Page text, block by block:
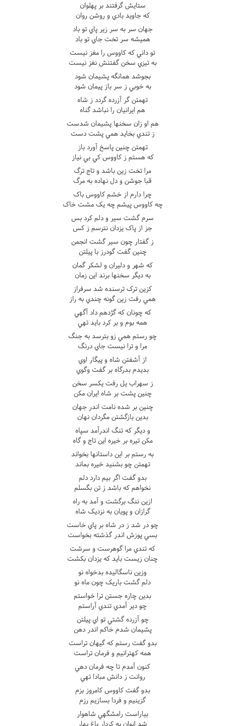
ستايش گرفتند بر پهلوان
که جاويد بادي و روشن روان
جهان سر به سر زير پاي تو باد
هميشه سر تخت جاي تو باد
تو داني که کاووس را مغز نيست
به تيزي سخن گفتنش نغز نيست
بجوشد همانگه پشيمان شود
به خوبي ز سر باز پيمان شود
تهمتن گر آزرده گردد ز شاه
هم ايرانيان را نباشد گناه
هم او زان سخنها پشيمان شدست
ز تندي بخايد همي پشت دست
تهمتن چنين پاسخ آورد باز
که هستم ز کاووس کي بي نياز
مرا تخت زين باشد و تاج ترگ
قبا جوشن و دل نهاده به مرگ
چرا دارم از خشم کاووس باک
چه کاووس پيشم چه يک مشت خاک
سرم گشت سير و دلم کرد بس
جز از پاک يزدان نترسم ز کس
ز گفتار چون سير گشت انجمن
چنين گفت گودرز با پيلتن
که شهر و دليران و لشکر گمان
به ديگر سخنها برند اين زمان
کزين ترک ترسنده شد سرفراز
همي رفت زين گونه چندي به راز
که چونان که گژدهم داد آگهي
همه بوم و بر کرد بايد تهي
چو رستم همي زو بترسد به جنگ
مرا و ترا نيست جاي درنگ
از آشفتن شاه و پيگار اوي
بديدم بدرگاه بر گفت وگوي
ز سهراب يل رفت يکسر سخن
چنين پشت بر شاه ايران مکن
چنين بر شده نامت اندر جهان
بدين بازگشتن مگردان نهان
و ديگر که تنگ اندرآمد سپاه
مکن تيره بر خيره اين تاج و گاه
به رستم بر اين داستانها بخواند
تهمتن چو بشنيد خيره بماند
بدو گفت اگر بيم دارد دلم
نخواهم که باشد ز تن بگسلم
ازين ننگ برگشت و آمد به راه
گرازان و پويان به نزديک شاه
چو در شد ز در شاه بر پاي خاست
بسي پوزش اندر گذشته بخواست
که تندي مرا گوهرست و سرشت
چنان زيست بايد که يزدان بکشت
وزين ناسگاليده بدخواه نو
دلم گشت باريک چون ماه نو
بدين چاره جستن ترا خواستم
چو دير آمدي تندي آراستم
چو آزرده گشتي تو اي پيلتن
پشيمان شدم خاکم اندر دهن
بدو گفت رستم که گيهان تراست
همه کهترانيم و فرمان تراست
کنون آمدم تا چه فرمان دهي
روانت ز دانش مبادا تهي
بدو گفت کاووس کامروز بزم
گزينيم و فردا بسازيم رزم
بياراست رامشگهي شاهوار
شد ايوان به کردار باغ بهار